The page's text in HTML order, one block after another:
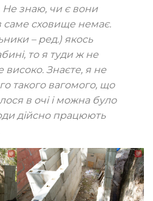
Не знаю, чи є вони
саме сховище немає.
– ред.)якось
то я туди ж не
високо. Знаєте, я не
такого вагомого, що
в очі і можна було
дійсно працюють